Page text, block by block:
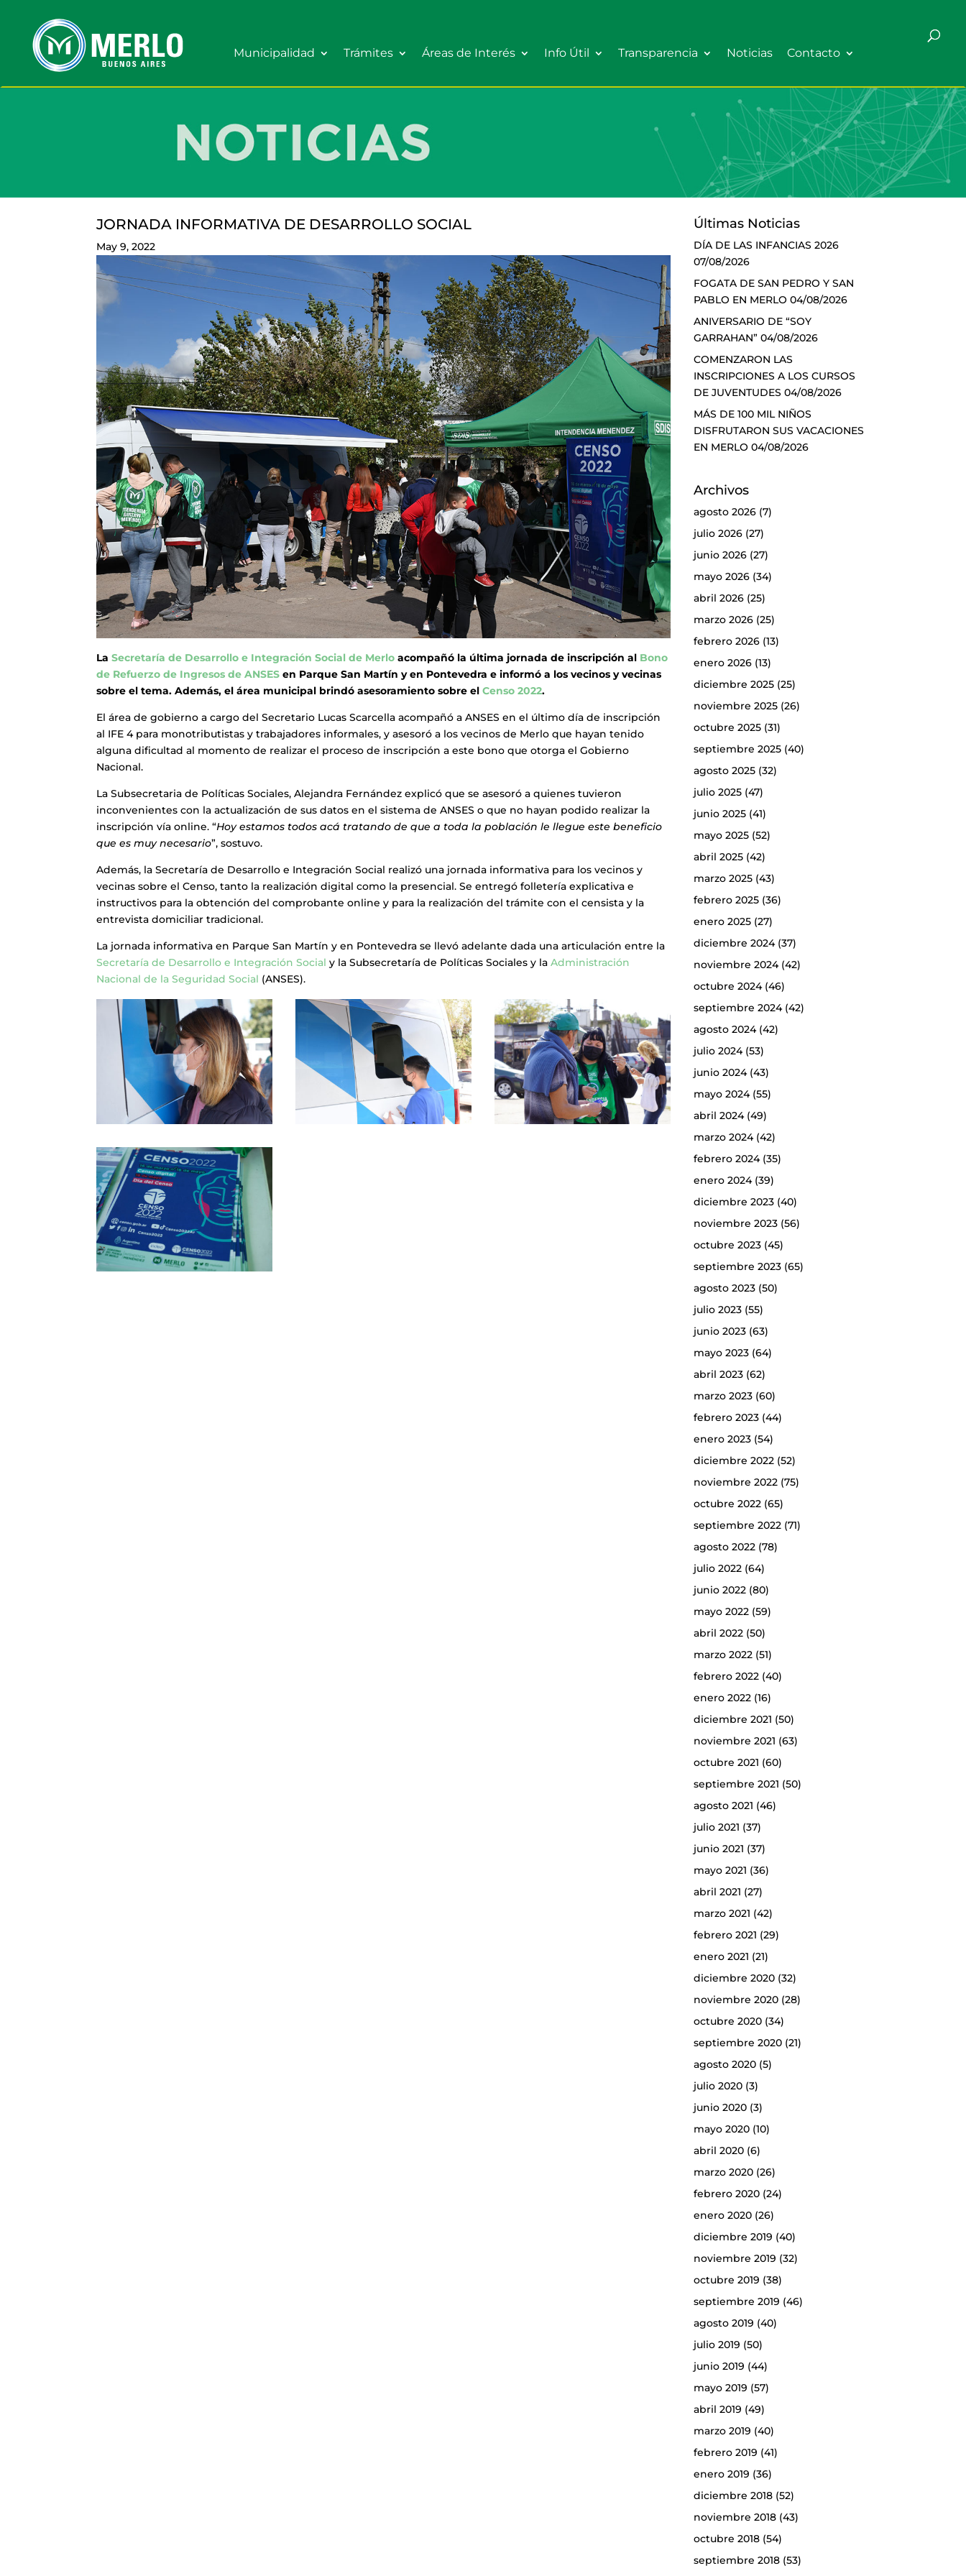
Municipalidad Trámites Áreas de Interés Info Útil Transparencia Noticias Contacto
JORNADA INFORMATIVA DE DESARROLLO SOCIAL
May 9, 2022
LaSecretaría de Desarrollo e Integración Social de Merlo acompañó la última jornada de inscripción al Bono
de Refuerzo de Ingresos de ANSES en Parque San Martín y en Pontevedra e informó a los vecinos y vecinas
sobre el tema. Además, el área municipal brindó asesoramiento sobre elCenso 2022.
El área de gobierno a cargo del Secretario Lucas Scarcella acompañó a ANSES en el último día de inscripción
al IFE 4 para monotributistas y trabajadores informales, y asesoró a los vecinos de Merlo que hayan tenido
alguna dificultad al momento de realizar el proceso de inscripción a este bono que otorga el Gobierno
Nacional.
La Subsecretaria de Políticas Sociales, Alejandra Fernández explicó que se asesoró a quienes tuvieron
inconvenientes con la actualización de sus datos en el sistema de ANSES o que no hayan podido realizar la
inscripción vía online. “Hoy estamos todos acá tratando de que a toda la población le llegue este beneficio
que es muy necesario”, sostuvo.
Además, la Secretaría de Desarrollo e Integración Social realizó una jornada informativa para los vecinos y
vecinas sobre el Censo, tanto la realización digital como la presencial. Se entregó folletería explicativa e
instructivos para la obtención del comprobante online y para la realización del trámite con el censista y la
entrevista domiciliar tradicional.
La jornada informativa en Parque San Martín y en Pontevedra se llevó adelante dada una articulación entre la
Secretaría de Desarrollo e Integración Social y la Subsecretaría de Políticas Sociales y laAdministración
Nacional de la Seguridad Social (ANSES).
Últimas Noticias
DÍA DE LAS INFANCIAS 2026
07/08/2026
FOGATA DE SAN PEDRO Y SAN
PABLO EN MERLO 04/08/2026
ANIVERSARIO DE “SOY
GARRAHAN” 04/08/2026
COMENZARON LAS
INSCRIPCIONES A LOS CURSOS
DE JUVENTUDES 04/08/2026
MÁS DE 100 MIL NIÑOS
DISFRUTARON SUS VACACIONES
EN MERLO 04/08/2026
Archivos
agosto 2026(7)
julio 2026(27)
junio 2026(27)
mayo 2026(34)
abril 2026(25)
marzo 2026(25)
febrero 2026(13)
enero 2026(13)
diciembre 2025(25)
noviembre 2025(26)
octubre 2025(31)
septiembre 2025(40)
agosto 2025(32)
julio 2025(47)
junio 2025(41)
mayo 2025(52)
abril 2025(42)
marzo 2025(43)
febrero 2025(36)
enero 2025(27)
diciembre 2024(37)
noviembre 2024(42)
octubre 2024(46)
septiembre 2024(42)
agosto 2024(42)
julio 2024(53)
junio 2024(43)
mayo 2024(55)
abril 2024(49)
marzo 2024(42)
febrero 2024(35)
enero 2024(39)
diciembre 2023(40)
noviembre 2023(56)
octubre 2023(45)
septiembre 2023(65)
agosto 2023(50)
julio 2023(55)
junio 2023(63)
mayo 2023(64)
abril 2023(62)
marzo 2023(60)
febrero 2023(44)
enero 2023(54)
diciembre 2022(52)
noviembre 2022(75)
octubre 2022(65)
septiembre 2022(71)
agosto 2022(78)
julio 2022(64)
junio 2022(80)
mayo 2022(59)
abril 2022(50)
marzo 2022(51)
febrero 2022(40)
enero 2022(16)
diciembre 2021 (50)
noviembre 2021 (63)
octubre 2021 (60)
septiembre 2021 (50)
agosto 2021 (46)
julio 2021 (37)
junio 2021 (37)
mayo 2021 (36)
abril 2021 (27)
marzo 2021 (42)
febrero 2021 (29)
enero 2021 (21)
diciembre 2020(32)
noviembre 2020(28)
octubre 2020(34)
septiembre 2020(21)
agosto 2020(5)
julio 2020(3)
junio 2020(3)
mayo 2020(10)
abril 2020(6)
marzo 2020(26)
febrero 2020(24)
enero 2020(26)
diciembre 2019 (40)
noviembre 2019 (32)
octubre 2019 (38)
septiembre 2019 (46)
agosto 2019 (40)
julio 2019 (50)
junio 2019 (44)
mayo 2019 (57)
abril 2019 (49)
marzo 2019 (40)
febrero 2019 (41)
enero 2019 (36)
diciembre 2018(52)
noviembre 2018(43)
octubre 2018(54)
septiembre 2018(53)